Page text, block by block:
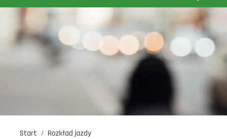
Start Rozkład jazdy